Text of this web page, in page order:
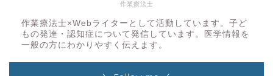
作業療法士
作業療法士×Webライターとして活動しています。子ど
もの発達・認知症について発信しています。医学情報を
一般の方にわかりやすく伝えます。
お問い合わせ
プライバシーポリシー